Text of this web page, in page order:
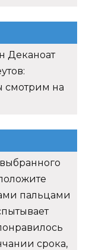
Деканоат
смотрим на
пальцами
срока,